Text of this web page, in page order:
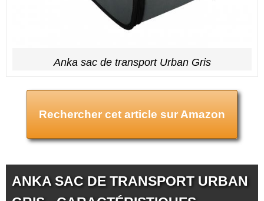
Anka sac de transport Urban Gris
Rechercher cet article sur Amazon
ANKA SAC DE TRANSPORT URBAN